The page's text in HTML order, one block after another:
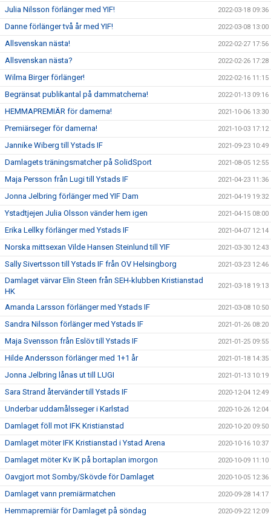
Julia Nilsson förlänger med YIF! 2022-03-18 09:36
Danne förlänger två år med YIF! 2022-03-08 13:00
Allsvenskan nästa! 2022-02-27 17:56
Allsvenskan nästa? 2022-02-26 17:28
Wilma Birger förlänger! 2022-02-16 11:15
Begränsat publikantal på dammatcherna! 2022-01-13 09:16
HEMMAPREMIÄR för damerna! 2021-10-06 13:30
Premiärseger för damerna! 2021-10-03 17:12
Jannike Wiberg till Ystads IF 2021-09-23 10:49
Damlagets träningsmatcher på SolidSport 2021-08-05 12:55
Maja Persson från Lugi till Ystads IF 2021-04-23 11:36
Jonna Jelbring förlänger med YIF Dam 2021-04-19 19:32
Ystadtjejen Julia Olsson vänder hem igen 2021-04-15 08:00
Erika Lellky förlänger med Ystads IF 2021-04-07 12:14
Norska mittsexan Vilde Hansen Steinlund till YIF 2021-03-30 12:43
Sally Sivertsson till Ystads IF från OV Helsingborg 2021-03-23 12:46
Damlaget värvar Elin Steen från SEH-klubben Kristianstad
HK
2021-03-18 19:13
Amanda Larsson förlänger med Ystads IF 2021-03-08 10:50
Sandra Nilsson förlänger med Ystads IF 2021-01-26 08:20
Maja Svensson från Eslöv till Ystads IF 2021-01-25 09:55
Hilde Andersson förlänger med 1+1 år 2021-01-18 14:35
Jonna Jelbring lånas ut till LUGI 2021-01-13 10:19
Sara Strand återvänder till Ystads IF 2020-12-04 12:49
Underbar uddamålsseger i Karlstad 2020-10-26 12:04
Damlaget föll mot IFK Kristianstad 2020-10-20 09:50
Damlaget möter IFK Kristianstad i Ystad Arena 2020-10-16 10:37
Damlaget möter Kv IK på bortaplan imorgon 2020-10-09 11:10
Oavgjort mot Somby/Skövde för Damlaget 2020-10-05 12:36
Damlaget vann premiärmatchen 2020-09-28 14:17
Hemmapremiär för Damlaget på söndag 2020-09-22 12:09